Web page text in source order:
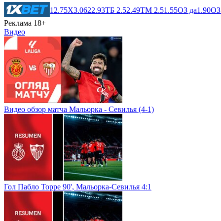
1 2.75X3.0622.93ТБ 2.52.49ТМ 2.51.55ОЗ да1.90ОЗ
Реклама 18+
Видео
Видео обзор матча Мальорка - Севилья (4-1)
Гол Пабло Торре 90', Мальорка-Севилья 4:1